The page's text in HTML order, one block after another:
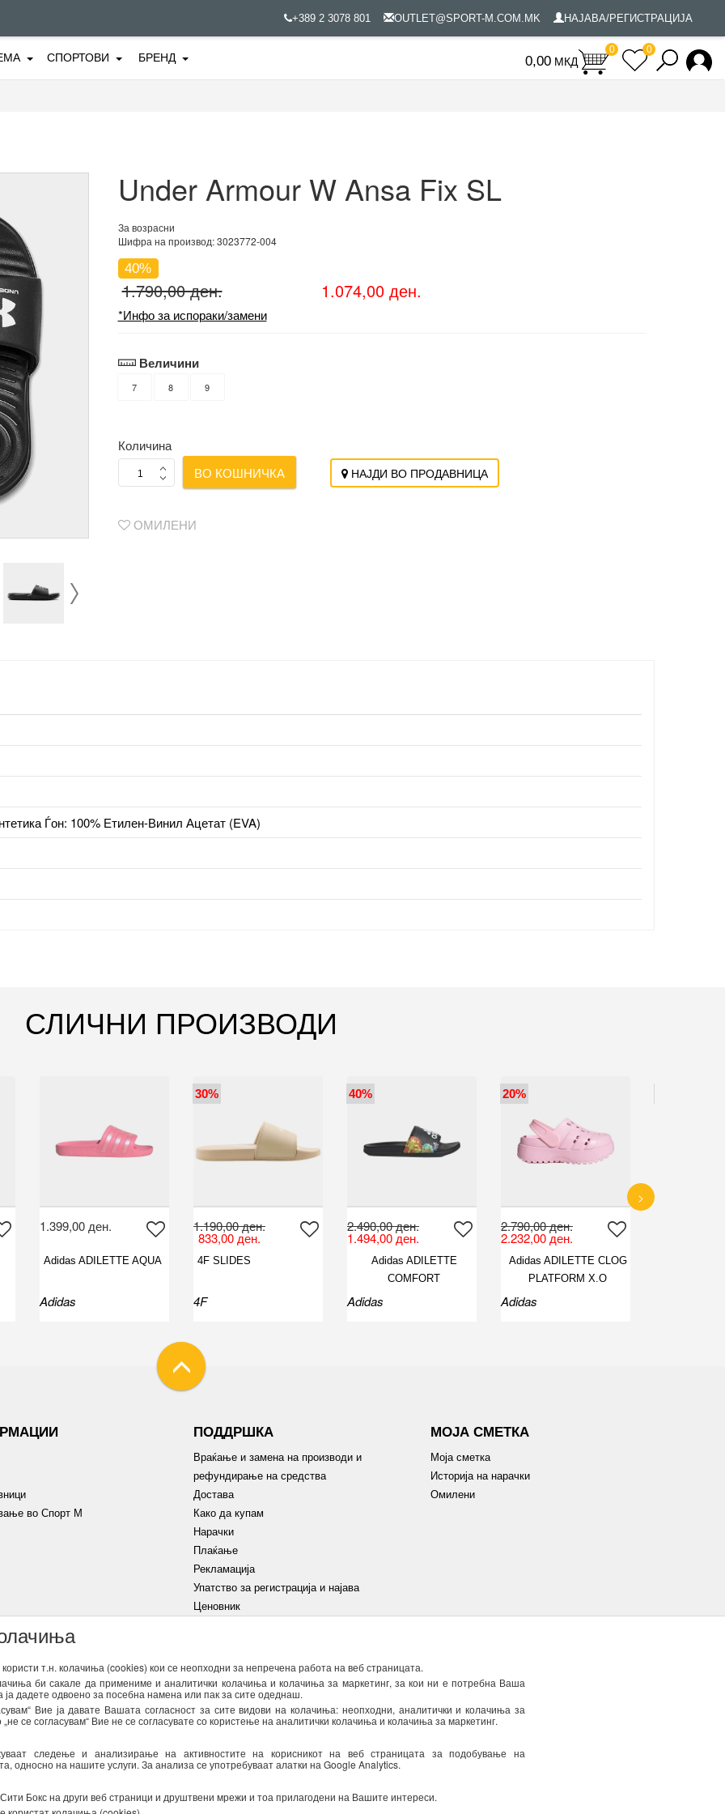
т.н. колачиња (cookies) кои се неопходни за непречена работа на веб страницата.
би сакале да примениме и аналитички колачиња и колачиња за маркетинг, за кои ни е потребна Ваша
ја дадете одвоено за посебна намена или пак за сите одеднаш.
Вие ја давате Вашата согласност за сите видови на колачиња: неопходни, аналитички и колачиња за
се согласувам“ Вие не се согласувате со користење на аналитички колачиња и колачиња за маркетинг.
следење и анализирање на активностите на корисникот на веб страницата за подобување на
односно на нашите услуги. За анализа се употребуваат алатки на Google Analytics.
Бокс на други веб страници и друштвени мрежи и тоа прилагодени на Вашите интереси.
+389 2 3078 801 OUTLET@SPORT-M.COM.MK НАЈАВА/РЕГИСТРАЦИЈА
0 МКД
0 0
СПОРТОВИ БРЕНД
Under Armour W Ansa Fix SL
За возрасни
Шифра на производ: 3023772-004
40%
1.790,00 ден. 1.074,00 ден.
*Инфо за испораки/замени
Величини
7 8 9
Количина
ВО КОШНИЧКА НАЈДИ ВО ПРОДАВНИЦА
ОМИЛЕНИ
Ѓон: 100% Етилен-Винил Ацетат (EVA)
СЛИЧНИ ПРОИЗВОДИ
1.399,00 ден.
Adidas ADILETTE AQUA
Adidas
30%
1.190,00 ден.
833,00 ден.
4F SLIDES
4F
40%
2.490,00 ден.
1.494,00 ден.
Adidas ADILETTE
COMFORT
Adidas
20%
2.790,00 ден.
2.232,00 ден.
Adidas ADILETTE CLOG
PLATFORM X.O
Adidas
>
во Спорт М
ПОДДРШКА
Враќање и замена на производи и
рефундирање на средства
Достава
Како да купам
Нарачки
Плаќање
Рекламација
Упатство за регистрација и најава
Ценовник
МОЈА СМЕТКА
Моја сметка
Историја на нарачки
Омилени
НАЈАВИ СЕ
од оваа форма за директен маркетинг (информирање за новости и специјални понуди) преку е-
достапнитука